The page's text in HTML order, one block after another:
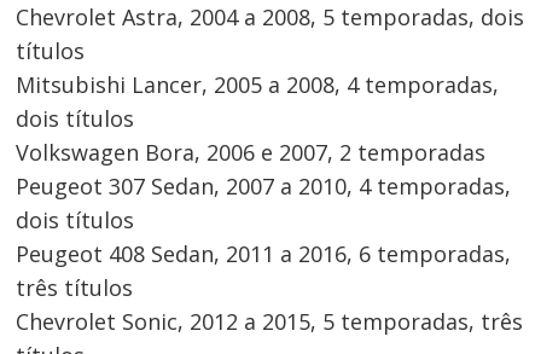
Chevrolet Astra, 2004 a 2008, 5 temporadas, dois
títulos
Mitsubishi Lancer, 2005 a 2008, 4 temporadas,
dois títulos
Volkswagen Bora, 2006 e 2007, 2 temporadas
Peugeot 307 Sedan, 2007 a 2010, 4 temporadas,
dois títulos
Peugeot 408 Sedan, 2011 a 2016, 6 temporadas,
três títulos
Chevrolet Sonic, 2012 a 2015, 5 temporadas, três